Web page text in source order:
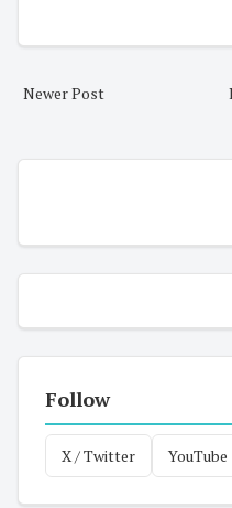
Newer Post
Follow
X / Twitter YouTube